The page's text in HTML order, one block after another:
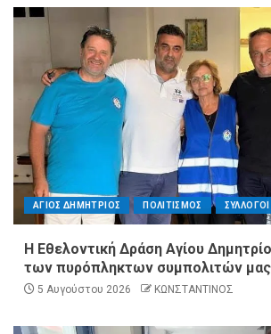
ΑΓΙΟΣ ΔΗΜΗΤΡΙΟΣ ΠΟΛΙΤΙΣΜΟΣ ΣΥΛΛΟΓΟΙ
Η Εθελοντική Δράση Αγίου
των πυρόπληκτων συμπολιτών μας
5 Αυγούστου 2026 ΚΩΝΣΤΑΝΤΙΝΟΣ